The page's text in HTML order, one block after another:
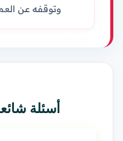
وتوقفه عن
أسئلة